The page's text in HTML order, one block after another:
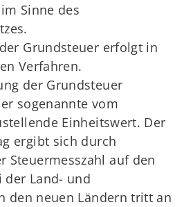
Sinne des
Grundsteuer erfolgt in
Verfahren.
der Grundsteuer
sogenannte vom
Einheitswert. Der
ergibt sich durch
Steuermesszahl auf den
der Land- und
den neuen Ländern tritt an